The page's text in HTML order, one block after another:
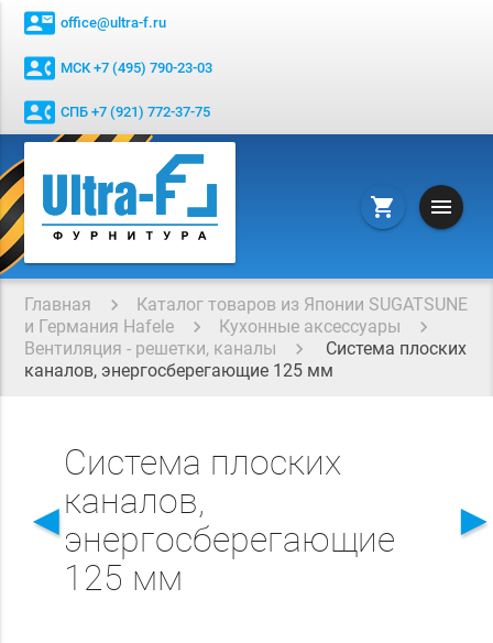
contact_mail office@ultra-f.ru
contact_phone МСК +7 (495) 790-23-03
contact_phone СПБ +7 (921) 772-37-75
shopping_cart menu
Главная
Каталог товаров из Японии SUGATSUNE
и Германия Hafele
Кухонные аксессуары
Вентиляция - решетки, каналы
Система плоских
каналов, энергосберегающие 125 мм
◄
Система плоских
каналов,
энергосберегающие
125 мм